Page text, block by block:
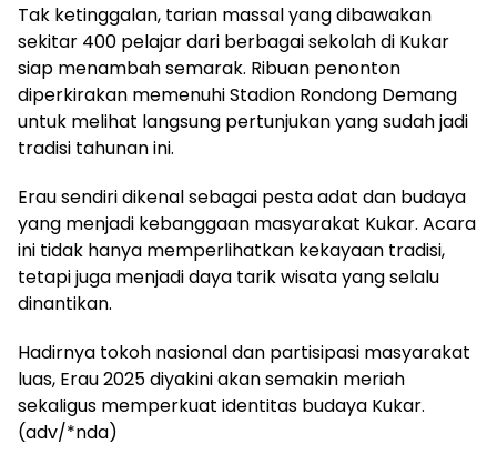
Tak ketinggalan, tarian massal yang dibawakan
sekitar 400 pelajar dari berbagai sekolah di Kukar
siap menambah semarak. Ribuan penonton
diperkirakan memenuhi Stadion Rondong Demang
untuk melihat langsung pertunjukan yang sudah jadi
tradisi tahunan ini.
Erau sendiri dikenal sebagai pesta adat dan budaya
yang menjadi kebanggaan masyarakat Kukar. Acara
ini tidak hanya memperlihatkan kekayaan tradisi,
tetapi juga menjadi daya tarik wisata yang selalu
dinantikan.
Hadirnya tokoh nasional dan partisipasi masyarakat
luas, Erau 2025 diyakini akan semakin meriah
sekaligus memperkuat identitas budaya Kukar.
(adv/*nda)